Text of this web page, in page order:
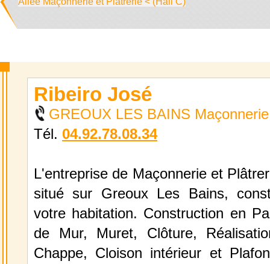
Ribeiro José
GREOUX LES BAINS
Tél. 04.92.78.08.34
L'entreprise de Maçonnerie et
situé sur Greoux Les Bains,
votre habitation. Construction en
de Mur, Muret, Clôture,
Chappe, Cloison intérieur et